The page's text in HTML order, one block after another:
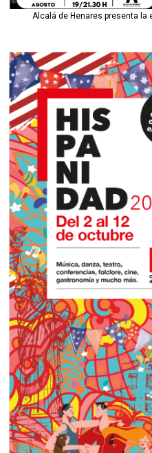
Alcalá de Henares presenta la